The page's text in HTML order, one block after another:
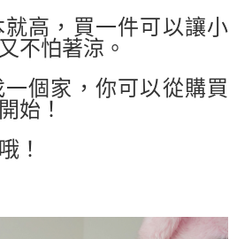
高，買一件可以讓小
不怕著涼。
個家，你可以從購買
開始！
！